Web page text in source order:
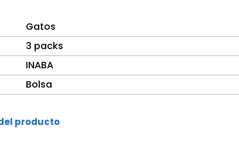
Gatos
3 packs
INABA
Bolsa
producto